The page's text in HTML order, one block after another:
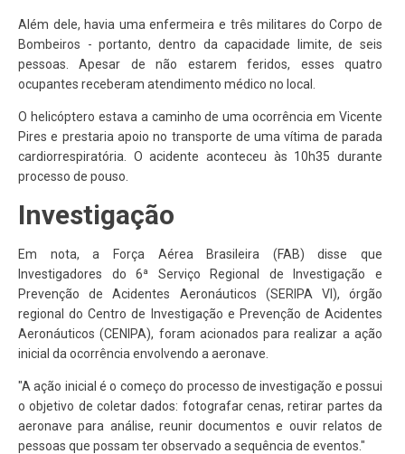
Além dele, havia uma enfermeira e três militares do Corpo de
Bombeiros - portanto, dentro da capacidade limite, de seis
pessoas. Apesar de não estarem feridos, esses quatro
ocupantes receberam atendimento médico no local.
O helicóptero estava a caminho de uma ocorrência em Vicente
Pires e prestaria apoio no transporte de uma vítima de parada
cardiorrespiratória. O acidente aconteceu às 10h35 durante
processo de pouso.
Investigação
Em nota, a Força Aérea Brasileira (FAB) disse que
Investigadores do 6ª Serviço Regional de Investigação e
Prevenção de Acidentes Aeronáuticos (SERIPA VI), órgão
regional do Centro de Investigação e Prevenção de Acidentes
Aeronáuticos (CENIPA), foram acionados para realizar a ação
inicial da ocorrência envolvendo a aeronave.
"A ação inicial é o começo do processo de investigação e possui
o objetivo de coletar dados: fotografar cenas, retirar partes da
aeronave para análise, reunir documentos e ouvir relatos de
pessoas que possam ter observado a sequência de eventos."